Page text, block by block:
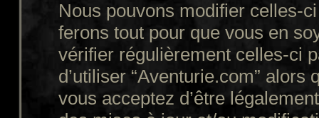
Nous pouvons modifier celles-
ferons tout pour que vous en
vérifier régulièrement celles-ci
d’utiliser “Aventurie.com”
vous acceptez d’être